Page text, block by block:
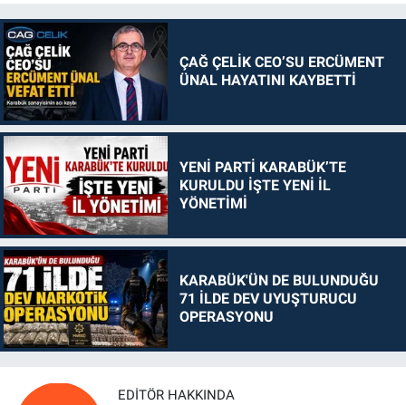
ÇAĞ ÇELİK CEO’SU ERCÜMENT
ÜNAL HAYATINI KAYBETTİ
YENİ PARTİ KARABÜK’TE
KURULDU İŞTE YENİ İL
YÖNETİMİ
KARABÜK'ÜN DE BULUNDUĞU
71 İLDE DEV UYUŞTURUCU
OPERASYONU
EDITÖR HAKKINDA